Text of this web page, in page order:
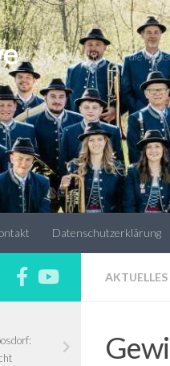
* Moosdorf Live - auf die
Datenschutzerklärung
AKTUELLES